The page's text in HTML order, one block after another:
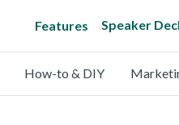
Features Speaker
How-to & DIY